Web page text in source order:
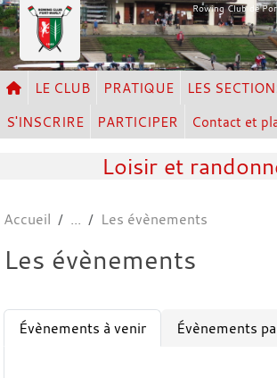
Rowing Club de
LE CLUB PRATIQUE LES
S'INSCRIRE
PARTICIPER Contact et
Loisir et
Accueil Les évènements
Les évènements
Évènements à venir Évènements
Panneau de gestion des cookies